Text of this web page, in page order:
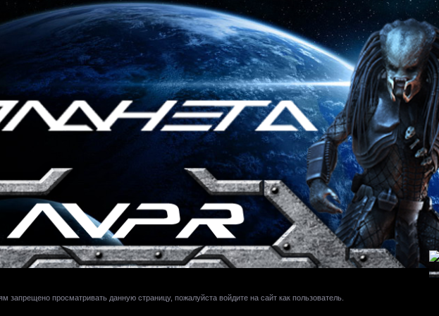
запрещено просматривать данную страницу, пожалуйста войдите на сайт как пользователь.